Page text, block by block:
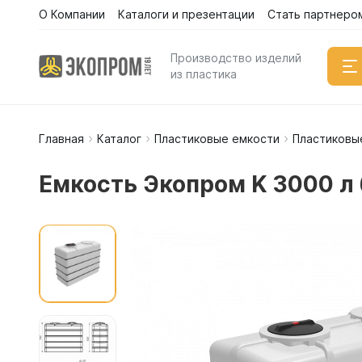
О Компании Каталоги и презентации Стать
Производство изделий
из пластика
Емкости
Емкости
Емкости
Главная Каталог Пластиковые емкости
Емкость Экопром K 3000 л